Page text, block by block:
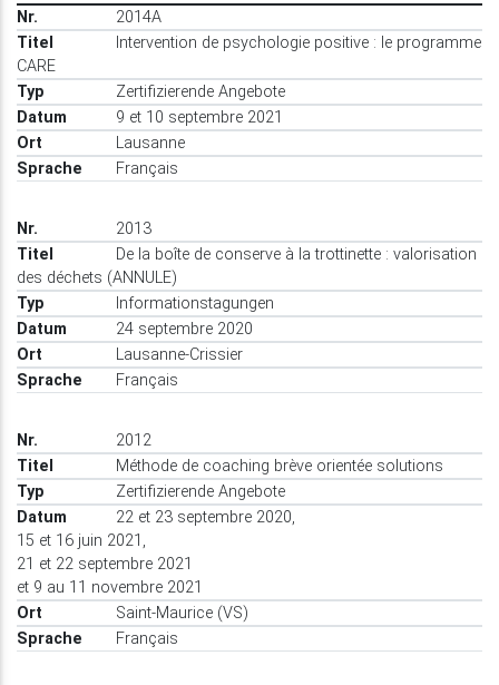
2014A
Intervention de psychologie positive : le programme
CARE
Zertifizierende Angebote
9 et 10 septembre 2021
Lausanne
Français
2013
De la boîte de conserve à la trottinette : valorisation
des déchets (ANNULE)
Informationstagungen
24 septembre 2020
Lausanne-Crissier
Français
2012
Méthode de coaching brève orientée solutions
Zertifizierende Angebote
22 et 23 septembre 2020,
15 et 16 juin 2021,
21 et 22 septembre 2021
et 9 au 11 novembre 2021
Saint-Maurice (VS)
Français